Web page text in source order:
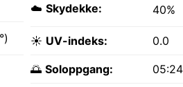
☁️ Skydekke: 40%
☀️ UV-indeks: 0.0
🌅 Soloppgang: